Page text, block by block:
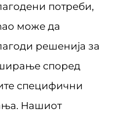
потреби,
може да
решенија за
според
специфични
Нашиот